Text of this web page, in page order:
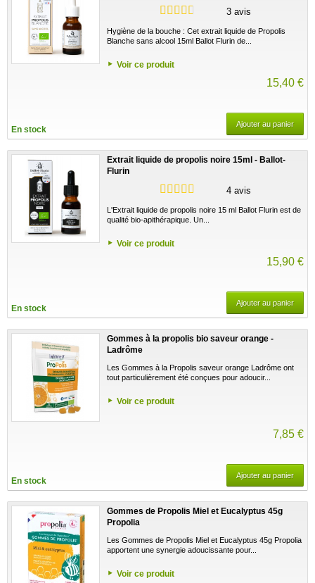
3 avis
Hygiène de la bouche : Cet extrait liquide de Propolis
Blanche sans alcool 15ml Ballot Flurin de...
Voir ce produit
15,40 €
En stock
Ajouter au panier
Extrait liquide de propolis noire 15ml - Ballot-
Flurin
4 avis
L'Extrait liquide de propolis noire 15 ml Ballot Flurin est de
qualité bio-apithérapique. Un...
Voir ce produit
15,90 €
En stock
Ajouter au panier
Gommes à la propolis bio saveur orange -
Ladrôme
Les Gommes à la Propolis saveur orange Ladrôme ont
tout particulièrement été conçues pour adoucir...
Voir ce produit
7,85 €
En stock
Ajouter au panier
Gommes de Propolis Miel et Eucalyptus 45g
Propolia
Les Gommes de Propolis Miel et Eucalyptus 45g Propolia
apportent une synergie adoucissante pour...
Voir ce produit